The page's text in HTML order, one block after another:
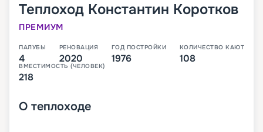
Теплоход Константин Коротков
ПРЕМИУМ
ПАЛУБЫ
4
РЕНОВАЦИЯ
2020
ГОД ПОСТРОЙКИ
1976
КОЛИЧЕСТВО КАЮТ
108
ВМЕСТИМОСТЬ (ЧЕЛОВЕК)
218
О теплоходе